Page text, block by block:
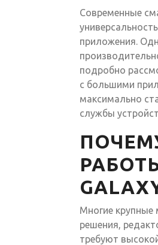
Современные
приложения.
подробно
с большими
максимально
службы
Многие крупные
решения,
требуют